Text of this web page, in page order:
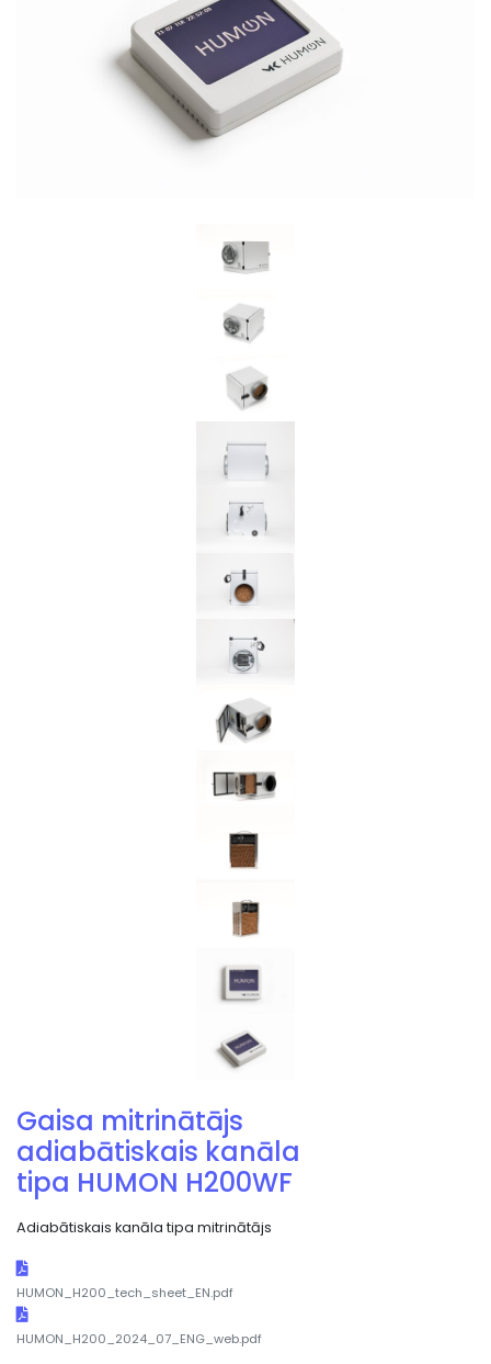
Gaisa mitrinātājs
adiabātiskais kanāla
tipa HUMON H200WF
Adiabātiskais kanāla tipa mitrinātājs
HUMON_H200_tech_sheet_EN.pdf
HUMON_H200_2024_07_ENG_web.pdf